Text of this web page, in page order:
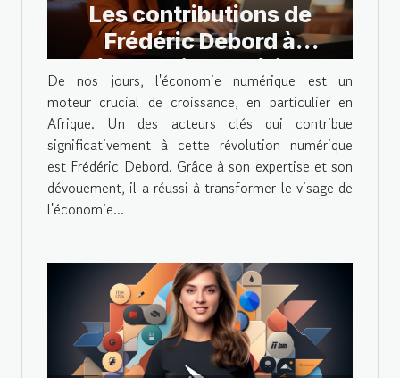
Les contributions de
Frédéric Debord à
l'économie numérique
africaine
De nos jours, l'économie numérique est un
moteur crucial de croissance, en particulier en
Afrique. Un des acteurs clés qui contribue
significativement à cette révolution numérique
est Frédéric Debord. Grâce à son expertise et son
dévouement, il a réussi à transformer le visage de
l'économie...